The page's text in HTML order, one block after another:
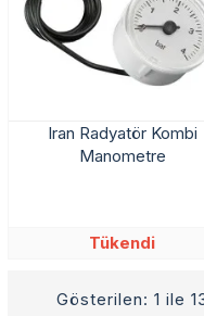
Iran Radyatör Kombi
Manometre
Tükendi
Gösterilen: 1 ile